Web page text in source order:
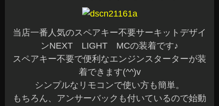
当店一番人気のスペアキー不要サーキットデザイ
ンNEXT LIGHT MCの装着です♪
スペアキー不要で便利なエンジンスターターが装
着できます(^^)v
シンプルなリモコンで使い方も簡単。
もちろん、アンサーバックも付いているので始動